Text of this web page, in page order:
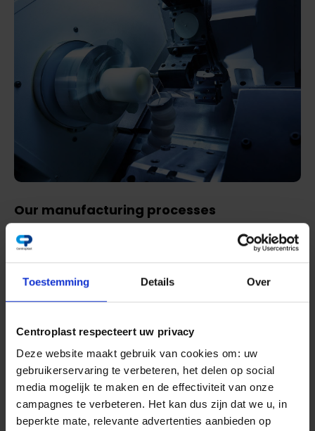
Toestemming Details Over
Centroplast respecteert uw privacy
Deze website maakt gebruik van cookies om: uw
gebruikerservaring te verbeteren, het delen op social
media mogelijk te maken en de effectiviteit van onze
campagnes te verbeteren. Het kan dus zijn dat we u, in
beperkte mate, relevante advertenties aanbieden op
Our manufacturing processes
Read more